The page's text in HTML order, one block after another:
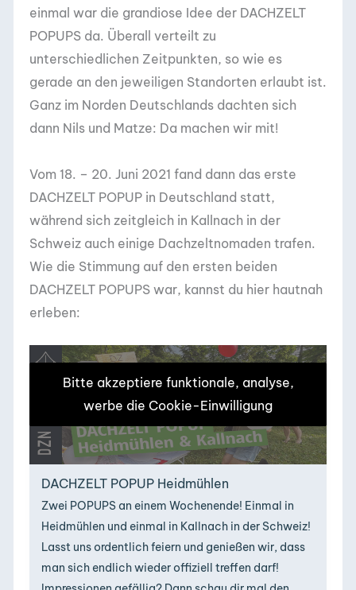
einmal war die grandiose Idee der DACHZELT
POPUPS da. Überall verteilt zu
unterschiedlichen Zeitpunkten, so wie es
gerade an den jeweiligen Standorten erlaubt ist.
Ganz im Norden Deutschlands dachten sich
dann Nils und Matze: Da machen wir mit!
Vom 18. – 20. Juni 2021 fand dann das erste
DACHZELT POPUP in Deutschland statt,
während sich zeitgleich in Kallnach in der
Schweiz auch einige Dachzeltnomaden trafen.
Wie die Stimmung auf den ersten beiden
DACHZELT POPUPS war, kannst du hier hautnah
erleben:
Bitte akzeptiere funktionale, analyse,
werbe die Cookie-Einwilligung
DACHZELT POPUP Heidmühlen
Zwei POPUPS an einem Wochenende! Einmal in
Heidmühlen und einmal in Kallnach in der Schweiz!
Lasst uns ordentlich feiern und genießen wir, dass
man sich endlich wieder offiziell treffen darf!